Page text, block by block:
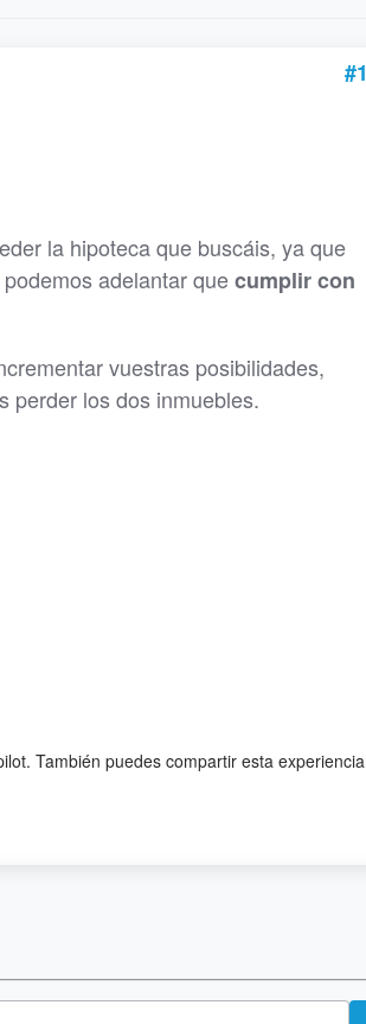
#1
la hipoteca que buscáis, ya que
adelantar quecumplir con
vuestras posibilidades,
perder los dos inmuebles.
También puedes compartir esta experiencia